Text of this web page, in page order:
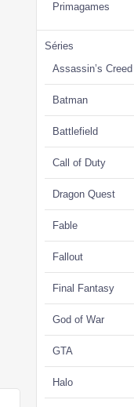
Primagames
Séries
Assassin’s Creed
Batman
Battlefield
Call of Duty
Dragon Quest
Fable
Fallout
Final Fantasy
God of War
GTA
Halo